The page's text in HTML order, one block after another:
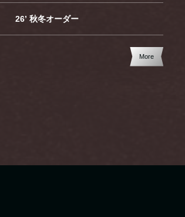
26’ 秋冬オーダー
More